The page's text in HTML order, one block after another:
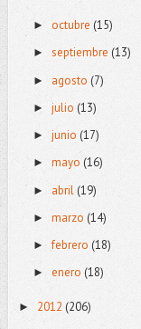
► octubre (15)
► septiembre (13)
► agosto (7)
► julio (13)
► junio (17)
► mayo (16)
► abril (19)
► marzo (14)
►febrero (18)
► enero (18)
► 2012 (206)